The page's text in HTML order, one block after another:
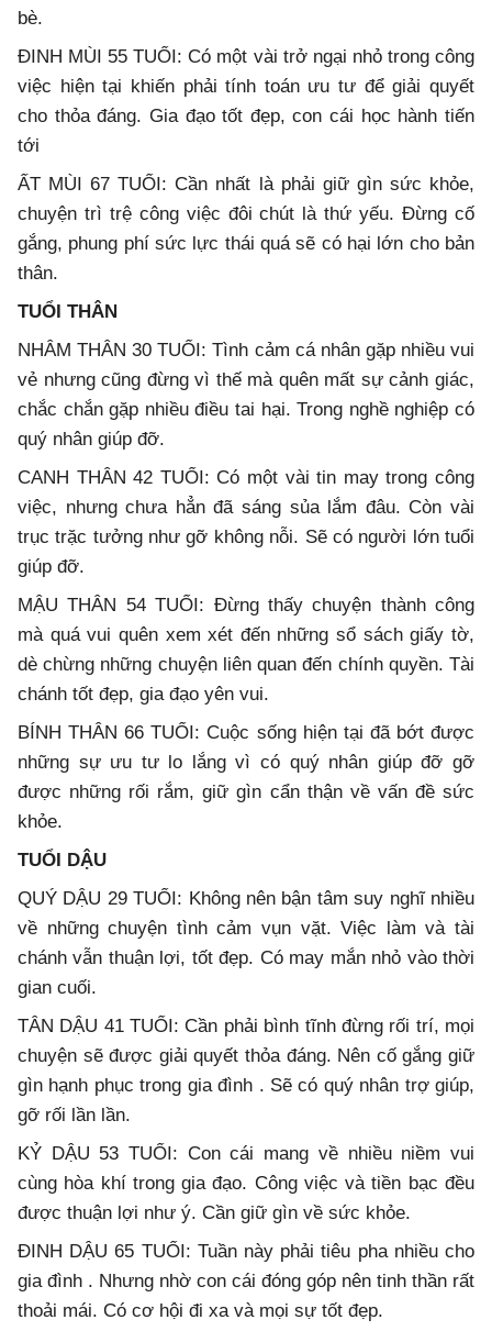
bè.
ĐINH MÙI 55 TUỔI: Có một vài trở ngại nhỏ trong công
việc hiện tại khiến phải tính toán ưu tư để giải quyết
cho thỏa đáng. Gia đạo tốt đẹp, con cái học hành tiến
tới
ẤT MÙI 67 TUỔI: Cần nhất là phải giữ gìn sức khỏe,
chuyện trì trệ công việc đôi chút là thứ yếu. Đừng cố
gắng, phung phí sức lực thái quá sẽ có hại lớn cho bản
thân.
TUỔI THÂN
NHÂM THÂN 30 TUỔI: Tình cảm cá nhân gặp nhiều vui
vẻ nhưng cũng đừng vì thế mà quên mất sự cảnh giác,
chắc chắn gặp nhiều điều tai hại. Trong nghề nghiệp có
quý nhân giúp đỡ.
CANH THÂN 42 TUỔI: Có một vài tin may trong công
việc, nhưng chưa hẳn đã sáng sủa lắm đâu. Còn vài
trục trặc tưởng như gỡ không nỗi. Sẽ có người lớn tuổi
giúp đỡ.
MẬU THÂN 54 TUỔI: Đừng thấy chuyện thành công
mà quá vui quên xem xét đến những sổ sách giấy tờ,
dè chừng những chuyện liên quan đến chính quyền. Tài
chánh tốt đẹp, gia đạo yên vui.
BÍNH THÂN 66 TUỔI: Cuộc sống hiện tại đã bớt được
những sự ưu tư lo lắng vì có quý nhân giúp đỡ gỡ
được những rối rắm, giữ gìn cẩn thận về vấn đề sức
khỏe.
TUỔI DẬU
QUÝ DẬU 29 TUỔI: Không nên bận tâm suy nghĩ nhiều
về những chuyện tình cảm vụn vặt. Việc làm và tài
chánh vẫn thuận lợi, tốt đẹp. Có may mắn nhỏ vào thời
gian cuối.
TÂN DẬU 41 TUỔI: Cần phải bình tĩnh đừng rối trí, mọi
chuyện sẽ được giải quyết thỏa đáng. Nên cố gắng giữ
gìn hạnh phục trong gia đình . Sẽ có quý nhân trợ giúp,
gỡ rối lần lần.
KỶ DẬU 53 TUỔI: Con cái mang về nhiều niềm vui
cùng hòa khí trong gia đạo. Công việc và tiền bạc đều
được thuận lợi như ý. Cần giữ gìn về sức khỏe.
ĐINH DẬU 65 TUỔI: Tuần này phải tiêu pha nhiều cho
gia đình . Nhưng nhờ con cái đóng góp nên tinh thần rất
thoải mái. Có cơ hội đi xa và mọi sự tốt đẹp.